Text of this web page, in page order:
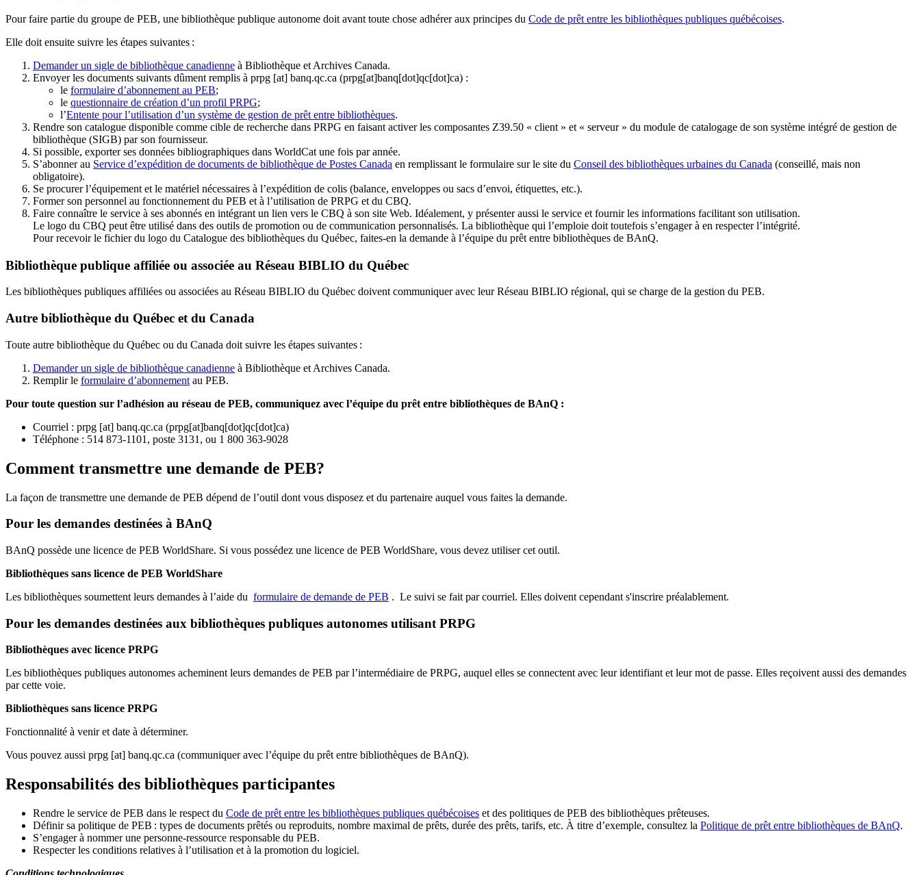
Pour faire partie du groupe de PEB, une bibliothèque publique autonome doit avant toute chose adhérer aux principes du Code de prêt entre les bibliothèques publiques québécoises.
Elle doit ensuite suivre les étapes suivantes :
Demander un sigle de bibliothèque canadienne à Bibliothèque et Archives Canada.
Envoyer les documents suivants dûment remplis à prpg [at] banq.qc.ca (prpg[at]banq[dot]qc[dot]ca) :
le formulaire d’abonnement au PEB;
le questionnaire de création d’un profil PRPG;
l’Entente pour l’utilisation d’un système de gestion de prêt entre bibliothèques.
Rendre son catalogue disponible comme cible de recherche dans PRPG en faisant activer les composantes Z39.50 « client » et « serveur » du module de catalogage de son système intégré de gestion de
bibliothèque (SIGB) par son fournisseur.
Si possible, exporter ses données bibliographiques dans WorldCat une fois par année.
S’abonner au Service d’expédition de documents de bibliothèque de Postes Canada en remplissant le formulaire sur le site du Conseil des bibliothèques urbaines du Canada (conseillé, mais non
obligatoire).
Se procurer l’équipement et le matériel nécessaires à l’expédition de colis (balance, enveloppes ou sacs d’envoi, étiquettes, etc.).
Former son personnel au fonctionnement du PEB et à l’utilisation de PRPG et du CBQ.
Faire connaître le service à ses abonnés en intégrant un lien vers le CBQ à son site Web. Idéalement, y présenter aussi le service et fournir les informations facilitant son utilisation.
Le logo du CBQ peut être utilisé dans des outils de promotion ou de communication personnalisés. La bibliothèque qui l’emploie doit toutefois s’engager à en respecter l’intégrité.
Pour recevoir le fichier du logo du Catalogue des bibliothèques du Québec, faites-en la demande à l’équipe du prêt entre bibliothèques de BAnQ.
Bibliothèque publique affiliée ou associée au Réseau BIBLIO du Québec
Les bibliothèques publiques affiliées ou associées au Réseau BIBLIO du Québec doivent communiquer avec leur Réseau BIBLIO régional, qui se charge de la gestion du PEB.
Autre bibliothèque du Québec et du Canada
Toute autre bibliothèque du Québec ou du Canada doit suivre les étapes suivantes :
Demander un sigle de bibliothèque canadienne à Bibliothèque et Archives Canada.
Remplir le formulaire d’abonnement au PEB.
Pour toute question sur l’adhésion au réseau de PEB, communiquez avec l’équipe du prêt entre bibliothèques de BAnQ :
Courriel : prpg [at] banq.qc.ca (prpg[at]banq[dot]qc[dot]ca)
Téléphone : 514 873-1101, poste 3131, ou 1 800 363-9028
Comment transmettre une demande de PEB?
La façon de transmettre une demande de PEB dépend de l’outil dont vous disposez et du partenaire auquel vous faites la demande.
Pour les demandes destinées à BAnQ
BAnQ possède une licence de PEB WorldShare. Si vous possédez une licence de PEB WorldShare, vous devez utiliser cet outil.
Bibliothèques sans licence de PEB WorldShare
Les bibliothèques soumettent leurs demandes à l’aide du formulaire de demande de PEB . Le suivi se fait par courriel. Elles doivent cependant s'inscrire préalablement.
Pour les demandes destinées aux bibliothèques publiques autonomes utilisant PRPG
Bibliothèques avec licence PRPG
Les bibliothèques publiques autonomes acheminent leurs demandes de PEB par l’intermédiaire de PRPG, auquel elles se connectent avec leur identifiant et leur mot de passe. Elles reçoivent aussi des demandes
par cette voie.
Bibliothèques sans licence PRPG
Fonctionnalité à venir et date à déterminer.
Vous pouvez aussi prpg [at] banq.qc.ca (communiquer avec l’équipe du prêt entre bibliothèques de BAnQ).
Responsabilités des bibliothèques participantes
Rendre le service de PEB dans le respect du Code de prêt entre les bibliothèques publiques québécoises et des politiques de PEB des bibliothèques prêteuses.
Définir sa politique de PEB : types de documents prêtés ou reproduits, nombre maximal de prêts, durée des prêts, tarifs, etc. À titre d’exemple, consultez la Politique de prêt entre bibliothèques de BAnQ.
S’engager à nommer une personne-ressource responsable du PEB.
Respecter les conditions relatives à l’utilisation et à la promotion du logiciel.